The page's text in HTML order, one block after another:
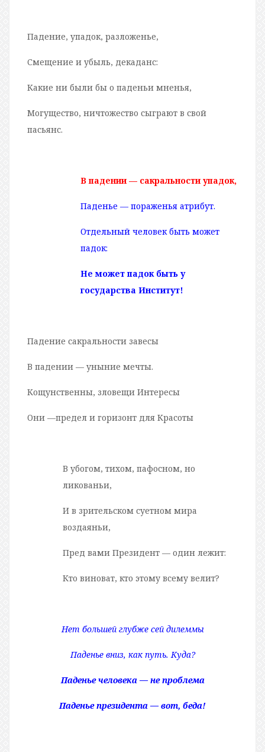
Падение, упадок, разложенье,
Смещение и убыль, декаданс:
Какие ни были бы о паденьи мненья,
Могущество, ничтожество сыграют в свой
пасьянс.
В падении — сакральности упадок,
Паденье — пораженья атрибут.
Отдельный человек быть может
падок:
Не может падок быть у
государства Институт!
Падение сакральности завесы
В падении — уныние мечты.
Кощунственны, зловещи Интересы
Они —предел и горизонт для Красоты
В убогом, тихом, пафосном, но
ликованьи,
И в зрительском суетном мира
воздаяньи,
Пред вами Президент — один лежит:
Кто виноват, кто этому всему велит?
Нет большей глубже сей дилеммы
Паденье вниз, как путь. Куда?
Паденье человека — не проблема
Паденье президента — вот, беда!